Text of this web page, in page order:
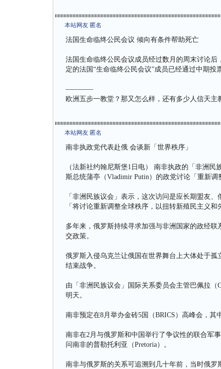
本站网友 匿名
法国生命临终公民会议 倾向有条件帮助死亡
法国生命临终公民会议成员经过数月的周末讨论后
定的法国“生命临终公民会议”成员已经通过中期
————
欧洲五步一教堂？那又怎么样，还有多少人信天主
本站网友 匿名
南非执政党代表赴俄 会谈新「世界秩序」
（法新社约翰尼斯堡1日电） 南非执政的「非洲
斯总统蒲亭（Vladimir Putin）的政党讨论「重新调
「非洲民族议会」表示，这次访问是应长期盟友
「将讨论重新调整全球秩序，以扭转新殖民主义
多年来，俄罗斯持续寻求加强与非洲国家的政经
交政策。
俄罗斯入侵乌克兰让俄国在世界舞台上大体处于
结束战争。
由「非洲民族议会」国际关系委员会主管巴佩拉（
明天。
南非预定在8月举办金砖5国（BRICS）高峰会，
南非在2月与俄罗斯和中国举行了争议性的联合军
问南非的普勒托利亚（Pretoria）。
南非与俄罗斯的关系可追溯到几十年前，当时俄